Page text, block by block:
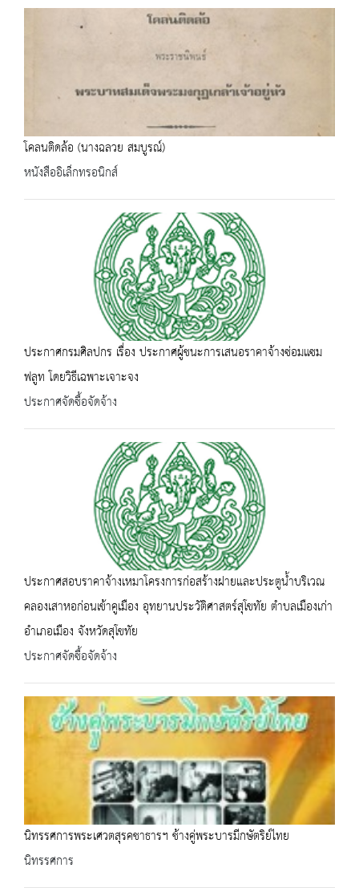
โคลนติดล้อ (นางฉลวย สมบูรณ์)
หนังสืออิเล็กทรอนิกส์
ประกาศกรมศิลปกร เรื่อง ประกาศผู้ชนะการเสนอราคาจ้างซ่อมแซม
ฟลูท โดยวิธีเฉพาะเจาะจง
ประกาศจัดซื้อจัดจ้าง
ประกาศสอบราคาจ้างเหมาโครงการก่อสร้างฝายและประตูน้ำบริเวณ
คลองเสาหอก่อนเข้าคูเมือง อุทยานประวัติศาสตร์สุโขทัย ตำบลเมืองเก่า
อำเภอเมือง จังหวัดสุโขทัย
ประกาศจัดซื้อจัดจ้าง
นิทรรศการพระเศวตสุรคชาธารฯ ช้างคู่พระบารมีกษัตริย์ไทย
นิทรรศการ